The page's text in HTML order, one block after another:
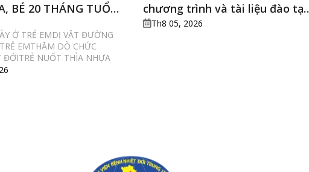
BÉ 20 THÁNG TUỔI
Ở TRẺ EMDỊ VẬT ĐƯỜNG
EMTHĂM DÒ CHỨC
ĐỚITRẺ NUỐT THÌA NHỰA
chương trình và tài liệu đào tạo
liên tục Điều dưỡng gây mê hồi
Th8 05, 2026